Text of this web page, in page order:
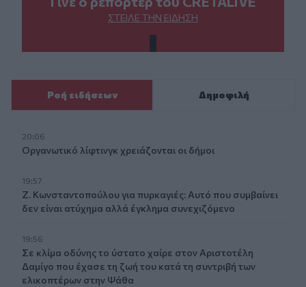
ΣΤΕΊΛΕ ΤΗΝ ΕΊΔΗΣΗ
Ροή ειδήσεων Δημοφιλή
20:06
Οργανωτικό λίφτινγκ χρειάζονται οι δήμοι
19:57
Ζ. Κωνσταντοπούλου για πυρκαγιές: Αυτό που συμβαίνει
δεν είναι ατύχημα αλλά έγκλημα συνεχιζόμενο
19:56
Σε κλίμα οδύνης το ύστατο χαίρε στον Αριστοτέλη
Δαμίγο που έχασε τη ζωή του κατά τη συντριβή των
ελικοπτέρων στην Ψάθα